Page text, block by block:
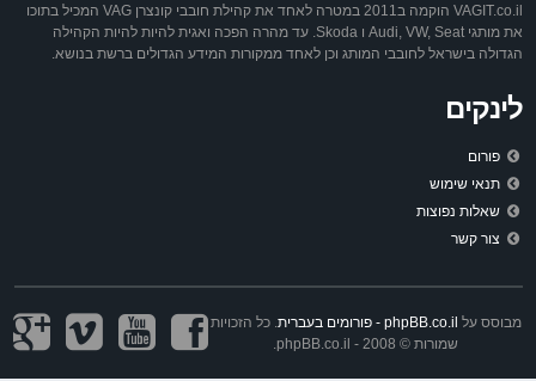
VAGIT.co.il הוקמה ב2011 במטרה לאחד את קהילת חובבי קונצרן VAG המכיל בתוכו
את מותגי Audi, VW, Seat ו Skoda. עד מהרה הפכה ואגית להיות להיות הקהילה
הגדולה בישראל לחובבי המותג וכן לאחד ממקורות המידע הגדולים ברשת בנושא.
לינקים
פורום
תנאי שימוש
שאלות נפוצות
צור קשר
מבוסס על phpBB.co.il - פורומים בעברית
. כל הזכויות
שמורות © 2008 - phpBB.co.il.